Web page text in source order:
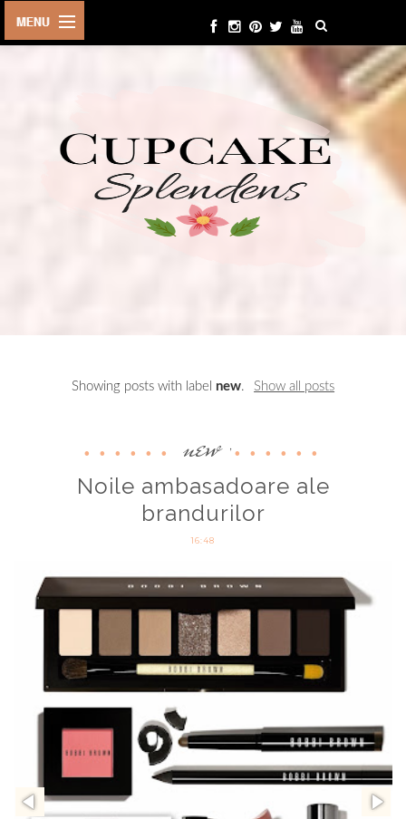
BEAUTY
CONTACT
Showing posts with label new. Show all posts
new ,
Noile ambasadoare ale
brandurilor
16:48